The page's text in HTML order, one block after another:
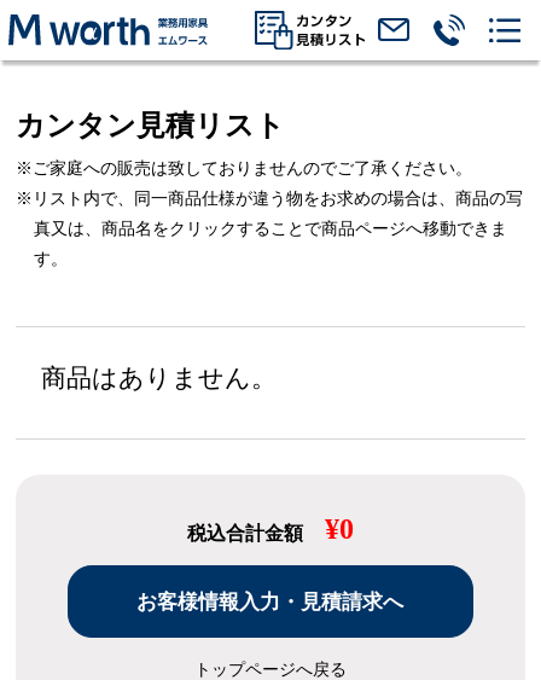
カンタン見積リスト
※ご家庭への販売は致しておりませんのでご了承ください。
※リスト内で、同一商品仕様が違う物をお求めの場合は、商品の写
真又は、商品名をクリックすることで商品ページへ移動できま
す。
商品はありません。
税込合計金額 ¥0
トップページへ戻る